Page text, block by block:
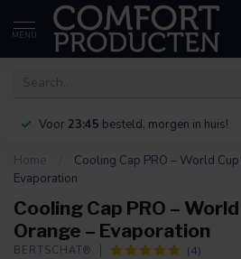
MENU
Voor 23:45 besteld, morgen in huis!
Home
Cooling Cap PRO – World
Evaporation
Cooling Cap PRO – World
Orange – Evaporation
BERTSCHAT® (4)